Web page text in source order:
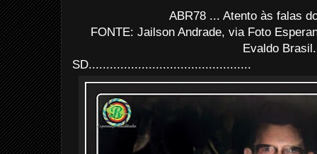
ABR78 ... Atento às falas
FONTE: Jailson Andrade, via Foto
Evaldo Brasil.
SD..............................................